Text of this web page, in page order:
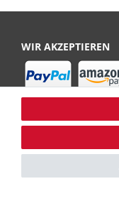
WIR AKZEPTIEREN